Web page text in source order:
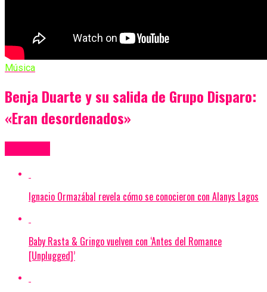
Música
Benja Duarte y su salida de Grupo Disparo:
«Eran desordenados»
Ignacio Ormazábal revela cómo se conocieron con Alanys Lagos
Baby Rasta & Gringo vuelven con ‘Antes del Romance
[Unplugged]’